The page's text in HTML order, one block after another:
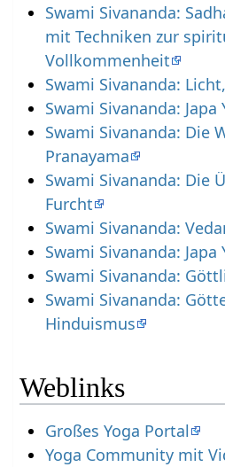
Swami Sivananda:
mit Techniken zur
Vollkommenheit
Swami Sivananda:
Swami Sivananda: Japa
Swami Sivananda: Die
Pranayama
Swami Sivananda: Die
Furcht
Swami Sivananda:
Swami Sivananda: Japa
Swami Sivananda:
Swami Sivananda:
Hinduismus
Weblinks
Großes Yoga Portal
Yoga Community mit